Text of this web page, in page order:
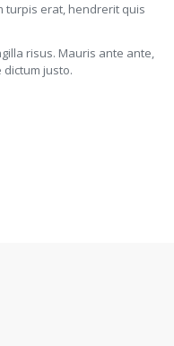
turpis erat, hendrerit quis
risus. Mauris ante ante,
justo.